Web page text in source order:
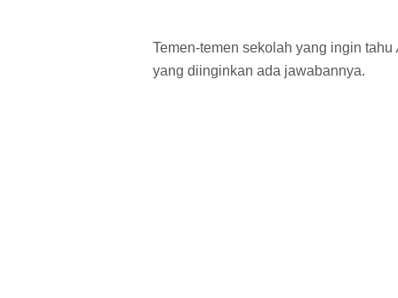
Temen-temen sekolah yang ingin tahu
yang diinginkan ada jawabannya.